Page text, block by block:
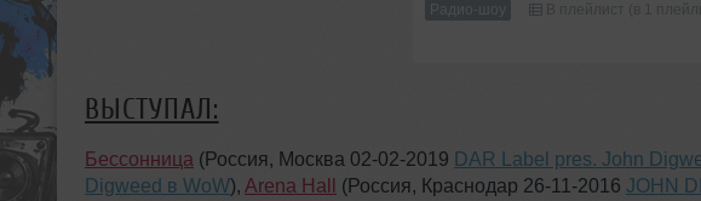
Радио-шоу В плейлист (в 1
ВЫСТУПАЛ:
Бессонница (Россия, Москва 02-02-2019 DAR Label pres. John
Digweed в WoW), Arena Hall (Россия, Краснодар 26-11-2016 JOHN